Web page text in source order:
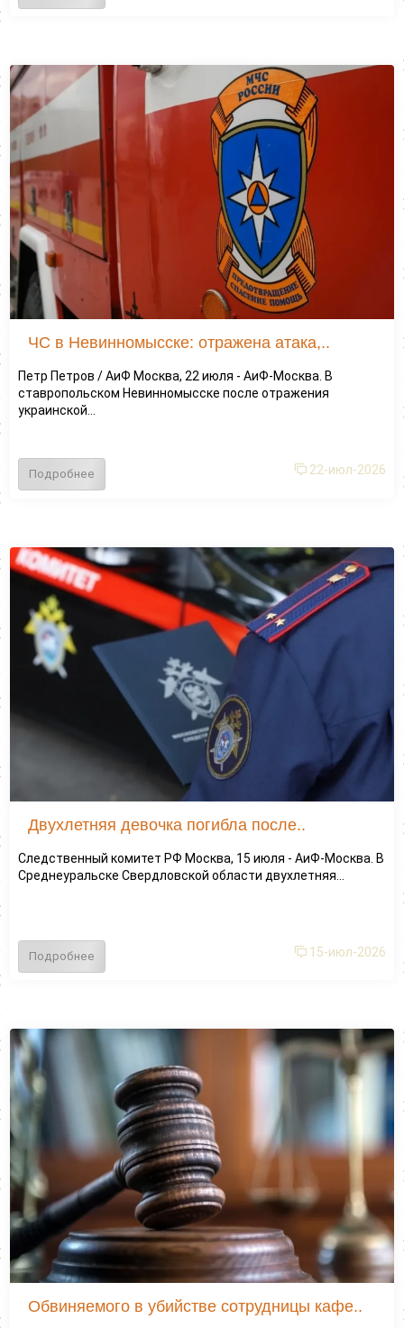
ЧС в Невинномысске: отражена атака,..
Петр Петров / АиФ Москва, 22 июля - АиФ-Москва. В
ставропольском Невинномысске после отражения
украинской...
Подробнее 22-июл-2026
Двухлетняя девочка погибла после..
Следственный комитет РФ Москва, 15 июля - АиФ-Москва. В
Среднеуральске Свердловской области двухлетняя...
Подробнее 15-июл-2026
Обвиняемого в убийстве сотрудницы кафе..